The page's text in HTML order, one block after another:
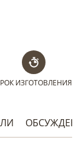
ИЗГОТОВЛЕНИЯ